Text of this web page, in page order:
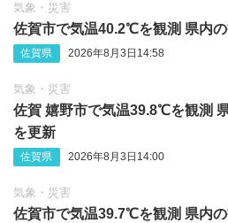
気象・災害
佐賀市で気温40.2℃を観測 県内
佐賀県 2026年8月3日14:58
気象・災害
佐賀 嬉野市で気温39.8℃を観測
を更新
佐賀県 2026年8月3日14:00
気象・災害
佐賀市で気温39.7℃を観測 県内